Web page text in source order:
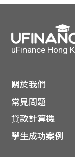
uFinance Hong
關於我們
常見問題
貸款計算機
學生成功案例